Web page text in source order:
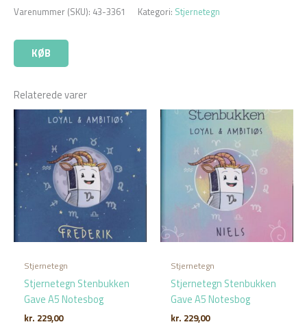
Varenummer (SKU): 43-3361 Kategori: Stjernetegn
KØB
Relaterede varer
Stjernetegn
Stjernetegn Stenbukken
Gave A5 Notesbog
kr. 229,00
Stjernetegn
Stjernetegn Stenbukken
Gave A5 Notesbog
kr. 229,00